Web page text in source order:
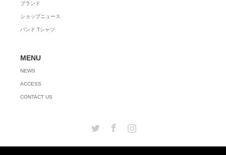
ブランド
ショップニュース
バンド Tシャツ
MENU
NEWS
ACCESS
CONTACT US
Twitter Facebook